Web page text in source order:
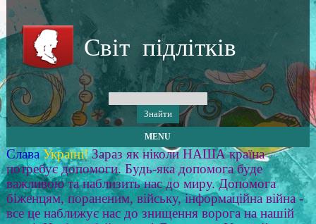
Світ підлітків
MENU
Слава Україні! Зараз як ніколи НАША країна
потребує допомоги. Будь-яка допомога буде
важливою та наблизить нас до миру. Допомога
біженцям, пораненим, війську, інформаційна війна -
все це наближує нас до знищення ворога на нашій